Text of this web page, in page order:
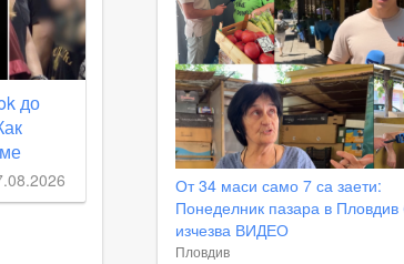
до
От 34 маси само 7 са заети:
Понеделник пазара в Пловдив
изчезва ВИДЕО
Пловдив